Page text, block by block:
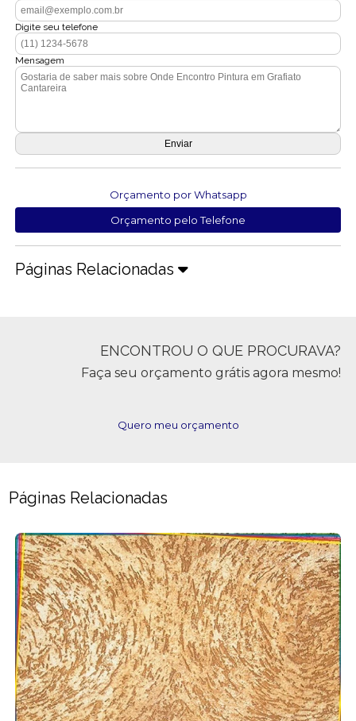
Digite seu telefone
Mensagem
Orçamento por Whatsapp
Orçamento pelo Telefone
Páginas Relacionadas
ENCONTROU O QUE PROCURAVA?
Faça seu orçamento grátis agora mesmo!
Quero meu orçamento
Páginas Relacionadas